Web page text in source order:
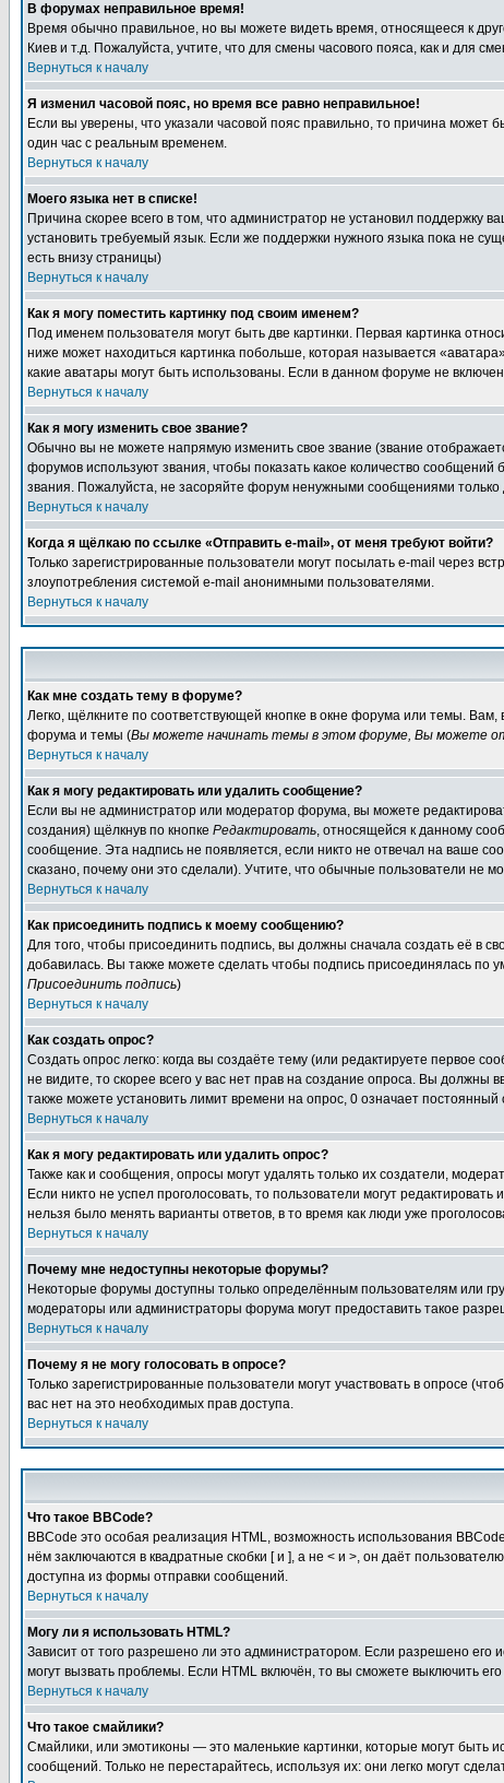
В форумах неправильное время!
Время обычно правильное, но вы можете видеть время, относящееся к
Киев и т.д. Пожалуйста, учтите, что для смены часового пояса, как и для
Вернуться к началу
Я изменил часовой пояс, но время все равно неправильное!
Если вы уверены, что указали часовой пояс правильно, то причина
один час с реальным временем.
Вернуться к началу
Моего языка нет в списке!
Причина скорее всего в том, что администратор не установил
установить требуемый язык. Если же поддержки нужного языка пока не
есть внизу страницы)
Вернуться к началу
Как я могу поместить картинку под своим именем?
Под именем пользователя могут быть две картинки. Первая картинка
ниже может находиться картинка побольше, которая называется
какие аватары могут быть использованы. Если в данном форуме не
Вернуться к началу
Как я могу изменить свое звание?
Обычно вы не можете напрямую изменить свое звание (звание
форумов используют звания, чтобы показать какое количество
звания. Пожалуйста, не засоряйте форум ненужными сообщениями
Вернуться к началу
Когда я щёлкаю по ссылке «Отправить e-mail», от меня требуют войти?
Только зарегистрированные пользователи могут посылать e-mail через
злоупотребления системой e-mail анонимными пользователями.
Вернуться к началу
Как мне создать тему в форуме?
Легко, щёлкните по соответствующей кнопке в окне форума или темы.
форума и темы (Вы можете начинать темы в этом форуме, Вы можете
Вернуться к началу
Как я могу редактировать или удалить сообщение?
Если вы не администратор или модератор форума, вы можете
создания) щёлкнув по кнопке Редактировать, относящейся к данному
сообщение. Эта надпись не появляется, если никто не отвечал на ваше
сказано, почему они это сделали). Учтите, что обычные пользователи не
Вернуться к началу
Как присоединить подпись к моему сообщению?
Для того, чтобы присоединить подпись, вы должны сначала создать её в
добавилась. Вы также можете сделать чтобы подпись присоединялась по
Присоединить подпись)
Вернуться к началу
Как создать опрос?
Создать опрос легко: когда вы создаёте тему (или редактируете первое
не видите, то скорее всего у вас нет прав на создание опроса. Вы должны
также можете установить лимит времени на опрос, 0 означает
Вернуться к началу
Как я могу редактировать или удалить опрос?
Также как и сообщения, опросы могут удалять только их создатели,
Если никто не успел проголосовать, то пользователи могут
нельзя было менять варианты ответов, в то время как люди уже
Вернуться к началу
Почему мне недоступны некоторые форумы?
Некоторые форумы доступны только определённым пользователям или
модераторы или администраторы форума могут предоставить такое
Вернуться к началу
Почему я не могу голосовать в опросе?
Только зарегистрированные пользователи могут участвовать в опросе
вас нет на это необходимых прав доступа.
Вернуться к началу
Что такое BBCode?
BBCode это особая реализация HTML, возможность использования
нём заключаются в квадратные скобки [ и ], а не < и >, он даёт
доступна из формы отправки сообщений.
Вернуться к началу
Могу ли я использовать HTML?
Зависит от того разрешено ли это администратором. Если разрешено его
могут вызвать проблемы. Если HTML включён, то вы сможете выключить
Вернуться к началу
Что такое смайлики?
Смайлики, или эмотиконы — это маленькие картинки, которые могут быть
сообщений. Только не перестарайтесь, используя их: они легко могут